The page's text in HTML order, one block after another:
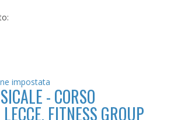
- CORSO
FITNESS GROUP